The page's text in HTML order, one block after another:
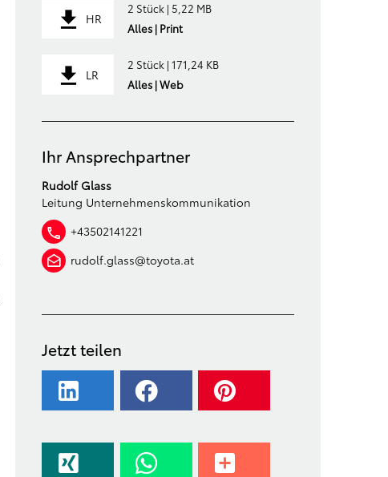
HR
2 Stück | 5,22 MB
Alles | Print
LR
2 Stück | 171,24 KB
Alles | Web
Ihr Ansprechpartner
Rudolf Glass
Leitung Unternehmenskommunikation
+43502141221
rudolf.glass@toyota.at
Jetzt teilen